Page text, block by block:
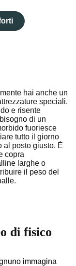
hai anche un
speciali.
e risente
di un
fuoriesce
tutto il giorno
al posto giusto. È
copra
larghe o
il peso del
di fisico
immagina